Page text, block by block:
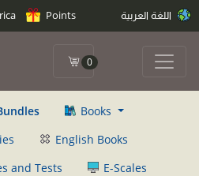
Points
0
Books
English Books
and Tests
E-Scales